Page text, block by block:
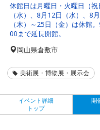
休館日は月曜日・火曜日（
（水）、8月12日（水）、8
（木）～25日（金）は休館
00まで延長開館。
岡山県倉敷市
美術展・博物展・展示会
イベント詳細
トップ
開